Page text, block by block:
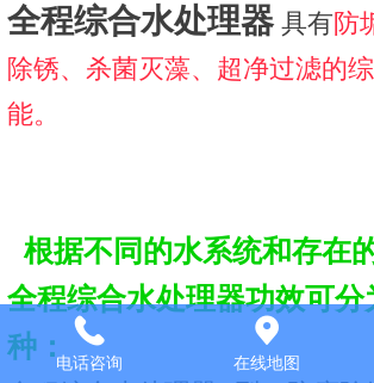
全程综合水处理器 具有防
除锈、杀菌灭藻、超净过滤的
能。
根据不同的水系统和存在
全程综合水处理器功效可分
种：
电话咨询 在线地图